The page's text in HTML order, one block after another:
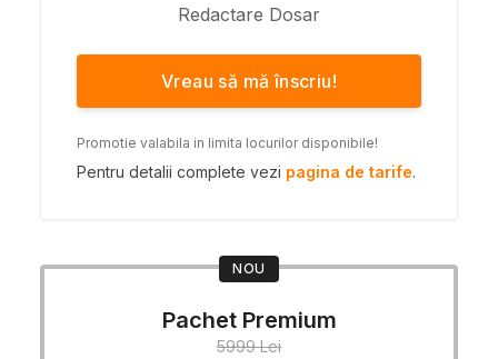
Redactare Dosar
Vreau să mă înscriu!
Promotie valabila in limita locurilor disponibile!
Pentru detalii complete vezi pagina de tarife.
NOU
Pachet Premium
5999 Lei